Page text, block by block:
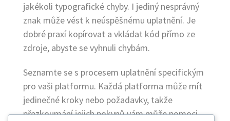
jakékoli typografické chyby. I jediný nesprávný
znak může vést k neúspěšnému uplatnění. Je
dobré praxí kopírovat a vkládat kód přímo ze
zdroje, abyste se vyhnuli chybám.
Seznamte se s procesem uplatnění specifickým
pro vaši platformu. Každá platforma může mít
jedinečné kroky nebo požadavky, takže
přezkoumání jejich pokynů vám může pomoci